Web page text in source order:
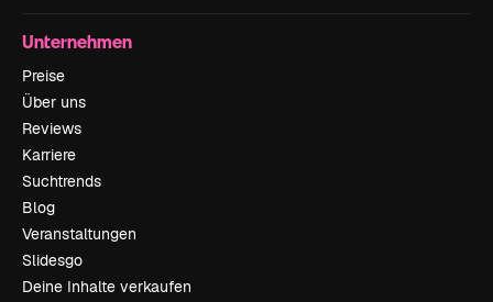
Unternehmen
Preise
Über uns
Reviews
Karriere
Suchtrends
Blog
Veranstaltungen
Slidesgo
Deine Inhalte verkaufen